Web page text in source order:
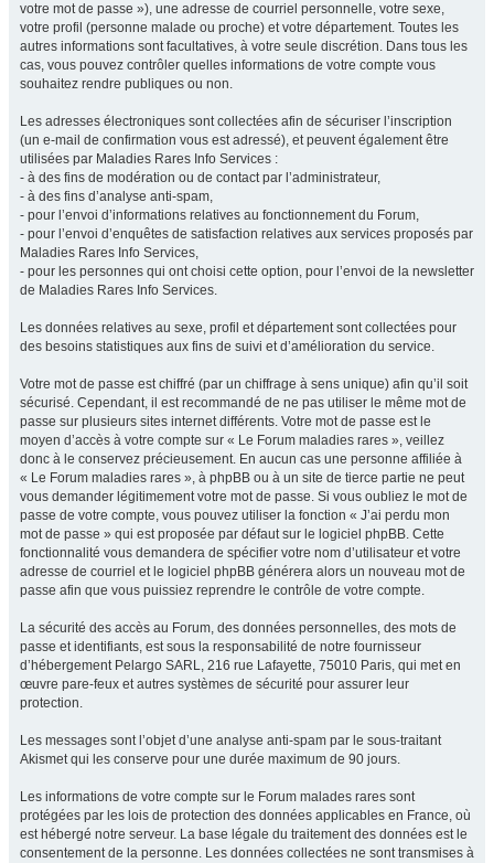
votre mot de passe »), une adresse de courriel personnelle, votre sexe,
votre profil (personne malade ou proche) et votre département. Toutes les
autres informations sont facultatives, à votre seule discrétion. Dans tous les
cas, vous pouvez contrôler quelles informations de votre compte vous
souhaitez rendre publiques ou non.
Les adresses électroniques sont collectées afin de sécuriser l’inscription
(un e-mail de confirmation vous est adressé), et peuvent également être
utilisées par Maladies Rares Info Services :
- à des fins de modération ou de contact par l’administrateur,
- à des fins d’analyse anti-spam,
- pour l’envoi d’informations relatives au fonctionnement du Forum,
- pour l’envoi d’enquêtes de satisfaction relatives aux services proposés par
Maladies Rares Info Services,
- pour les personnes qui ont choisi cette option, pour l’envoi de la newsletter
de Maladies Rares Info Services.
Les données relatives au sexe, profil et département sont collectées pour
des besoins statistiques aux fins de suivi et d’amélioration du service.
Votre mot de passe est chiffré (par un chiffrage à sens unique) afin qu’il soit
sécurisé. Cependant, il est recommandé de ne pas utiliser le même mot de
passe sur plusieurs sites internet différents. Votre mot de passe est le
moyen d’accès à votre compte sur « Le Forum maladies rares », veillez
donc à le conservez précieusement. En aucun cas une personne affiliée à
« Le Forum maladies rares », à phpBB ou à un site de tierce partie ne peut
vous demander légitimement votre mot de passe. Si vous oubliez le mot de
passe de votre compte, vous pouvez utiliser la fonction « J’ai perdu mon
mot de passe » qui est proposée par défaut sur le logiciel phpBB. Cette
fonctionnalité vous demandera de spécifier votre nom d’utilisateur et votre
adresse de courriel et le logiciel phpBB générera alors un nouveau mot de
passe afin que vous puissiez reprendre le contrôle de votre compte.
La sécurité des accès au Forum, des données personnelles, des mots de
passe et identifiants, est sous la responsabilité de notre fournisseur
d’hébergement Pelargo SARL, 216 rue Lafayette, 75010 Paris, qui met en
œuvre pare-feux et autres systèmes de sécurité pour assurer leur
protection.
Les messages sont l’objet d’une analyse anti-spam par le sous-traitant
Akismet qui les conserve pour une durée maximum de 90 jours.
Les informations de votre compte sur le Forum malades rares sont
protégées par les lois de protection des données applicables en France, où
est hébergé notre serveur. La base légale du traitement des données est le
consentement de la personne. Les données collectées ne sont transmises à